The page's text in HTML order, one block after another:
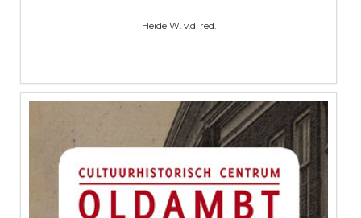
Heide W. v.d. red.